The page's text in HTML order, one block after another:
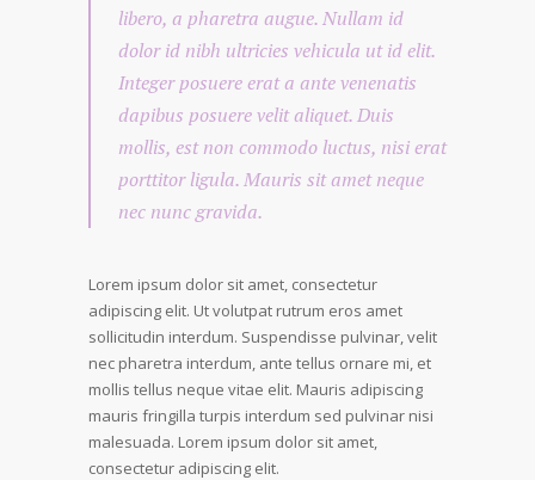
libero, a pharetra augue. Nullam id
dolor id nibh ultricies vehicula ut id elit.
Integer posuere erat a ante venenatis
dapibus posuere velit aliquet. Duis
mollis, est non commodo luctus, nisi erat
porttitor ligula. Mauris sit amet neque
nec nunc gravida.
Lorem ipsum dolor sit amet, consectetur
adipiscing elit. Ut volutpat rutrum eros amet
sollicitudin interdum. Suspendisse pulvinar, velit
nec pharetra interdum, ante tellus ornare mi, et
mollis tellus neque vitae elit. Mauris adipiscing
mauris fringilla turpis interdum sed pulvinar nisi
malesuada. Lorem ipsum dolor sit amet,
consectetur adipiscing elit.